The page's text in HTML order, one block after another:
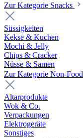
Zur Kategorie Snacks
Süssigkeiten
Kekse & Kuchen
Mochi & Jelly
Chips & Cracker
Nüsse & Samen
Zur Kategorie Non-Food
Altarprodukte
Wok & Co.
Verpackungen
Elektrogeräte
Sonstiges